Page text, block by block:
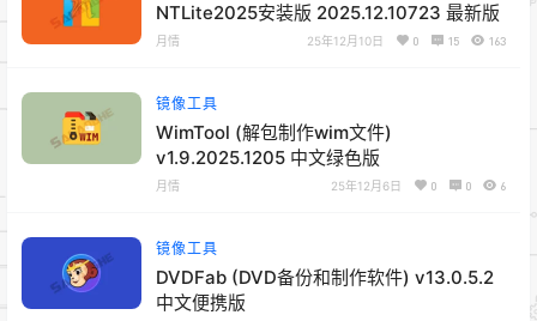
NTLite2025安装版 2025.12.10723 最新版
月情 25年12月10日 0 15 163
镜像工具
WimTool (解包制作wim文件)
v1.9.2025.1205 中文绿色版
月情 25年12月6日 0 0 6
镜像工具
DVDFab (DVD备份和制作软件) v13.0.5.2
中文便携版